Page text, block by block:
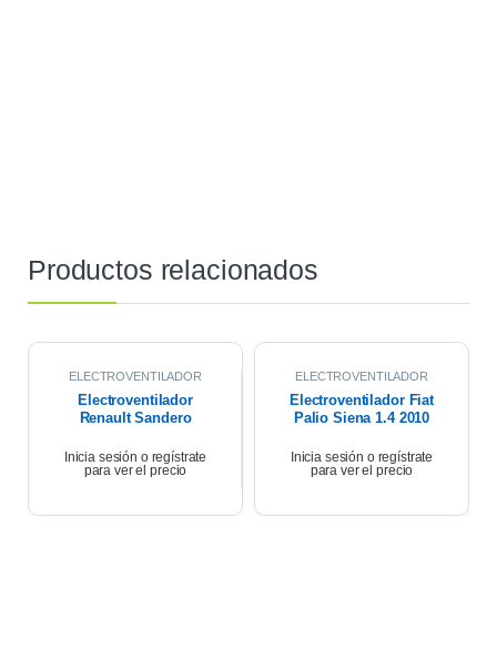
Productos relacionados
ELECTROVENTILADOR
Electroventilador
Renault Sandero
Inicia sesión o regístrate
para ver el precio
ELECTROVENTILADOR
Electroventilador Fiat
Palio Siena 1.4 2010
Inicia sesión o regístrate
para ver el precio